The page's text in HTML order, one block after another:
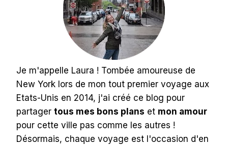
Je m'appelle Laura ! Tombée amoureuse de
New York lors de mon tout premier voyage aux
Etats-Unis en 2014, j'ai créé ce blog pour
partager tous mes bons plans et mon amour
pour cette ville pas comme les autres !
Désormais, chaque voyage est l'occasion d'en